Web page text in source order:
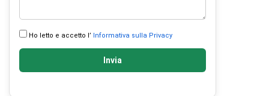
Ho letto e accetto l’ Informativa sulla Privacy
Invia